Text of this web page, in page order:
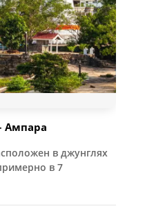
Ампара
в джунглях
в 7